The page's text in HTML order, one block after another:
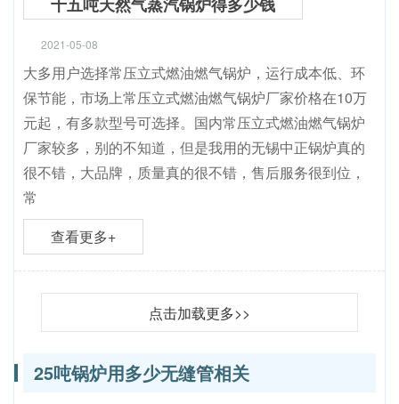
2021-05-08
大多用户选择常压立式燃油燃气锅炉，运行成本低、环
保节能，市场上常压立式燃油燃气锅炉厂家价格在10万
元起，有多款型号可选择。国内常压立式燃油燃气锅炉
厂家较多，别的不知道，但是我用的无锡中正锅炉真的
很不错，大品牌，质量真的很不错，售后服务很到位，
常
查看更多+
点击加载更多>>
25吨锅炉用多少无缝管相关